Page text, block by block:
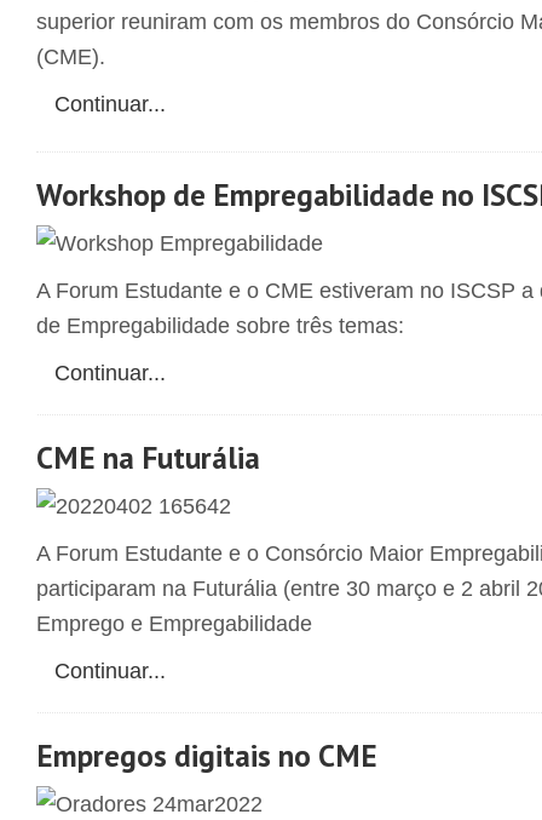
superior reuniram com os membros do Consórcio
(CME).
Continuar...
Workshop de Empregabilidade no
A Forum Estudante e o CME estiveram no ISCSP
de Empregabilidade sobre três temas:
Continuar...
CME na Futurália
A Forum Estudante e o Consórcio Maior
participaram na Futurália (entre 30 março e 2 abril
Emprego e Empregabilidade
Continuar...
Empregos digitais no CME